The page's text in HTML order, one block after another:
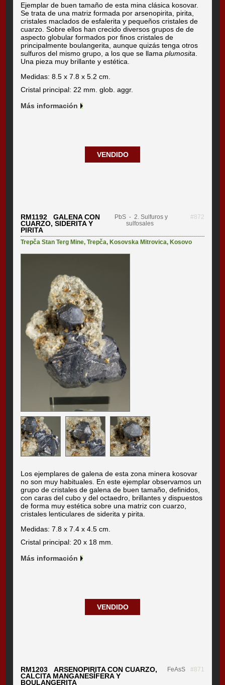
Ejemplar de buen tamaño de esta mina clásica kosovar.
Se trata de una matriz formada por arsenopirita, pirita,
cristales maclados de esfalerita y pequeños cristales de
cuarzo. Sobre ellos han crecido diversos grupos de de
aspecto globular formados por finos cristales de
principalmente boulangerita, aunque quizás tenga otros
sulfuros del mismo grupo, a los que se llamaplumosita
Una pieza muy brillante y estética.
Medidas: 8.5 x 7.8 x 5.2 cm.
Cristal principal: 22 mm. glob. aggr.
Más información
VENDIDO
RM1192 GALENA CON
CUARZO, SIDERITA Y
PIRITA
PbS- 2. Sulfuros y
sulfosales
#872
Trepča Stan Terg Mine,Trepča,Kosovska Mitrovica,Kosovo
Los ejemplares de galena de esta zona minera kosovar
no son muy habituales. En este ejemplar observamos un
grupo de cristales de galena de buen tamaño, definidos,
con caras del cubo y del octaedro, brillantes y dispuestos
de forma muy estética sobre una matriz con cuarzo,
cristales lenticulares de siderita y pirita.
Medidas: 7.8 x 7.4 x 4.5 cm.
Cristal principal: 20 x 18 mm.
Más información
VENDIDO
RM1203 ARSENOPIRITA CON CUARZO,
CALCITA MANGANESÍFERA Y
BOULANGERITA
FeAsS #871